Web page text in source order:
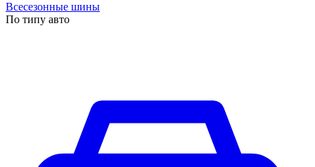
Всесезонные шины
По типу авто